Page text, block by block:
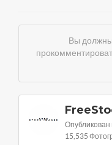
Вы должны
Опубликован
15,535